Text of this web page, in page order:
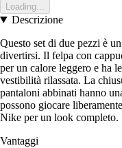
Loading...
Descrizione
Questo set di due pezzi è
divertirsi. Il felpa con
per un calore leggero e ha
vestibilità rilassata. La
pantaloni abbinati hanno
possono giocare
Nike per un look completo.
Vantaggi